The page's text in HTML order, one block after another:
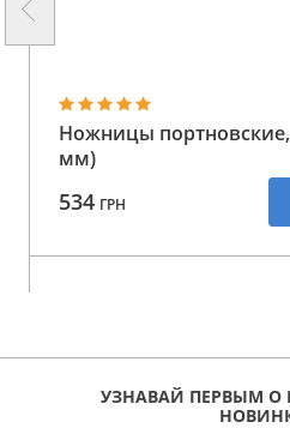
Ножницы портновские,
мм)
534 ГРН
УЗНАВАЙ ПЕРВЫМ О